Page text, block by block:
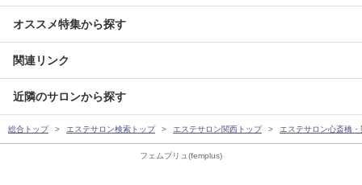
フェムプリュ(femplus)
オススメ特集から探す
関連リンク
近隣のサロンから探す
総合トップ エステサロン検索トップ エステサロン関西トップ エステサロン心斎橋